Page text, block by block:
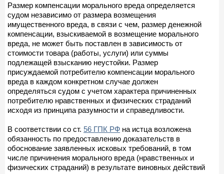
Размер компенсации морального вреда определяется
судом независимо от размера возмещения
имущественного вреда, в связи с чем, размер денежной
компенсации, взыскиваемой в возмещение морального
вреда, не может быть поставлен в зависимость от
стоимости товара (работы, услуги) или суммы
подлежащей взысканию неустойки. Размер
присуждаемой потребителю компенсации морального
вреда в каждом конкретном случае должен
определяться судом с учетом характера причиненных
потребителю нравственных и физических страданий
исходя из принципа разумности и справедливости.
В соответствии со ст. 56 ГПК РФ на истца возложена
обязанность по предоставлению доказательств в
обоснование заявленных исковых требований, в том
числе причинения морального вреда (нравственных и
физических страданий) в результате виновных действий